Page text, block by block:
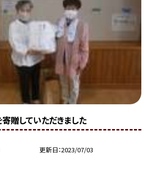
贈していただきました
更新日 2023/07/03